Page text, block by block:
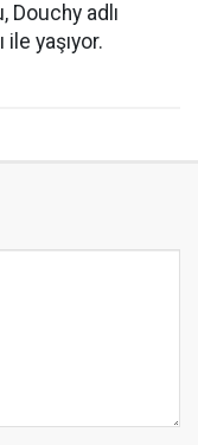
Douchy adlı
yaşıyor.